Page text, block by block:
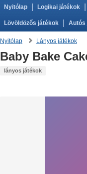
Nyitólap Logikai játékok
Lövöldözős játékok Autós
Nyitólap Lányos játékok
Baby Bake
lányos játékok